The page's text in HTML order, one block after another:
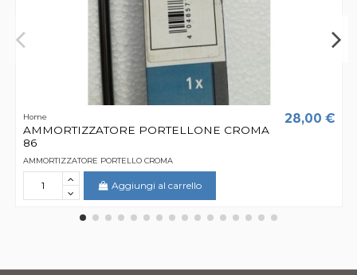
Home
AMMORTIZZATORE PORTELLONE CROMA
86
28,00 €
AMMORTIZZATORE PORTELLO CROMA
Aggiungi al carrello